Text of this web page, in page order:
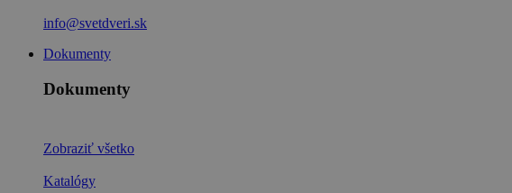
info@svetdveri.sk
Dokumenty
Dokumenty
Zobraziť všetko
Katalógy